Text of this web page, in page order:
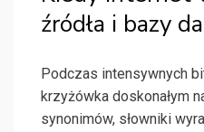
źródła i bazy
Podczas intensywnych
krzyżówka doskonałym
synonimów, słowniki